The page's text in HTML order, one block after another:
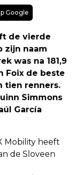
Google
de vierde
zijn naam
was na 181,9
Foix de beste
tien renners.
Simmons
García
Mobility heeft
de Sloveen